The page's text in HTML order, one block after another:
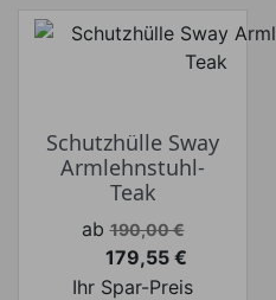
Schutzhülle Sway
Armlehnstuhl-
Teak
Verkaufspreis
ab 190,00 €
Preis
179,55 €
Ihr Spar-Preis